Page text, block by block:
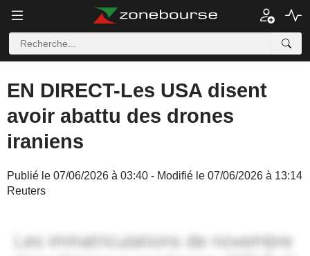
EN DIRECT-Les USA disent
avoir abattu des drones
iraniens
Publié le 07/06/2026 à 03:40 - Modifié le 07/06/2026 à 13:14
Reuters